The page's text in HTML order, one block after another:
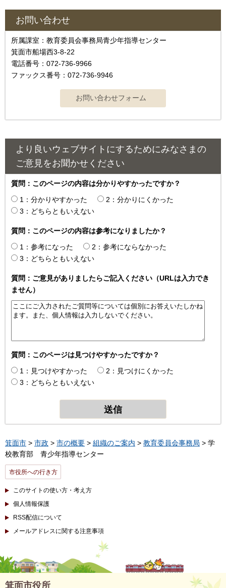
お問い合わせ
所属課室：教育委員会事務局青少年指導センター
箕面市船場西3-8-22
電話番号：072-736-9966
ファックス番号：072-736-9946
より良いウェブサイトにするためにみなさまの
ご意見をお聞かせください
質問：このページの内容は分かりやすかったですか？
1：分かりやすかった
2：分かりにくかった
3：どちらともいえない
質問：このページの内容は参考になりましたか？
1：参考になった
2：参考にならなかった
3：どちらともいえない
質問：ご意見がありましたらご記入ください（URLは入力でき
ません）
質問：このページは見つけやすかったですか？
1：見つけやすかった
2：見つけにくかった
3：どちらともいえない
箕面市 > 市政 > 市の概要 > 組織のご案内 > 教育委員会事務局 > 学
校教育部 青少年指導センター
市役所への行き方
このサイトの使い方・考え方
個人情報保護
RSS配信について
メールアドレスに関する注意事項
箕面市役所